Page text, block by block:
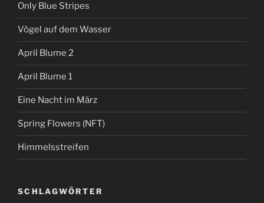
Only Blue Stripes
Vögel auf dem Wasser
April Blume 2
April Blume 1
Eine Nacht im März
Spring Flowers (NFT)
Himmelsstreifen
SCHLAGWÖRTER